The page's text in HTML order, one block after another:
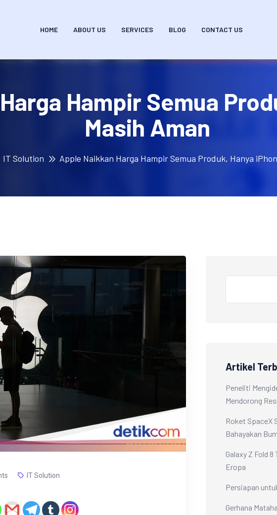
HOME ABOUT US SERVICES BLOG CONTACT US
Hampir Semua
Masih Aman
IT Solution Apple Naikkan Harga Hampir Semua Produk, Hanya
IT Solution
Artikel
Peneliti
Mendorong
Roket SpaceX
Bahayakan
Galaxy Z Fold
Eropa
Persiapan
Gerhana